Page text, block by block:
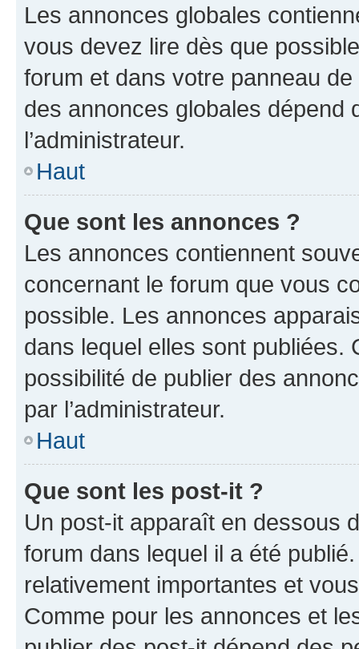
Les annonces globales
vous devez lire dès que
forum et dans votre panneau
des annonces globales dépend
l’administrateur.
Haut
Que sont les annonces ?
Les annonces contiennent
concernant le forum que vous
possible. Les annonces
dans lequel elles sont publiées.
possibilité de publier des
par l’administrateur.
Haut
Que sont les post-it ?
Un post-it apparaît en dessous
forum dans lequel il a été
relativement importantes et
Comme pour les annonces et